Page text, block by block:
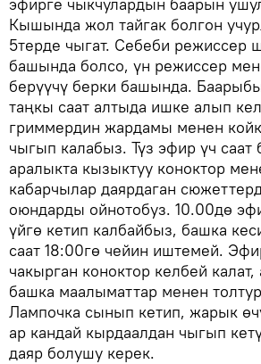
Кышында жол тайгак болгон
5терде чыгат. Себеби режиссер
башында болсо, үн режиссер
берүүчү берки башында.
таңкы саат алтыда ишке алып
гриммердин жардамы менен
чыгып калабыз. Түз эфир үч саат
аралыкта кызыктуу коноктор
кабарчылар даярдаган
оюндарды ойнотобуз. 10.00дө
үйгө кетип калбайбыз, башка
саат 18:00гө чейин иштемей.
чакырган коноктор келбей
башка маалыматтар менен
Лампочка сынып кетип, жарык
ар кандай кырдаалдан чыгып
даяр болушу керек.